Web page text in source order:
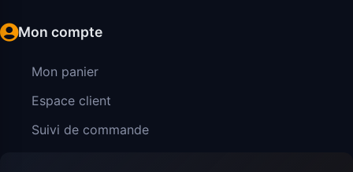
Mon compte
Mon panier
Espace client
Suivi de commande